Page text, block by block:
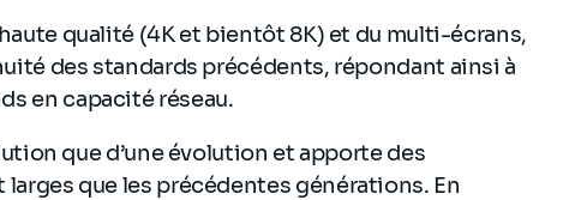
qualité (4K et bientôt 8K) et du multi-écrans,
des standards précédents, répondant ainsi à
en capacité réseau.
que d’une évolution et apporte des
que les précédentes générations. En